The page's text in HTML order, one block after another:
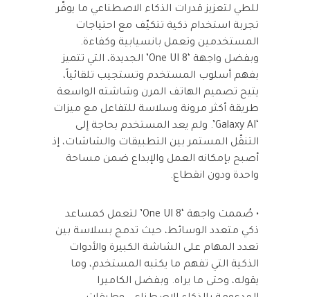
للطي لتعزيز قدرات الذكاء الاصطناعي ما يوفّر
تجربة استخدام ذكية تتكيّف مع احتياجات
المستخدمين وتعمل بانسيابية وكفاءة.
وبفضل واجهة ‘One UI 8’ الجديدة، التي تتميز
بفهم أسلوب المستخدم وتستجيب تلقائياً،
يتيح تصميم الهاتف المرن وشاشته الواسعة
طريقة أكثر مرونة وسلاسة للتفاعل مع ميزات
‘Galaxy AI’. ولم يعد المستخدم بحاجة إلى
التنقّل المستمر بين التطبيقات والشاشات، إذ
أصبح بإمكانه العمل والإبداع ضمن مساحة
واحدة ودون انقطاع.
• صُممت واجهة ‘One UI 8’ لتعمل كمساعد
ذكي متعدد الوسائط، حيث تدمج بسلاسة بين
تعدد المهام على الشاشة الكبيرة والأدوات
الذكية التي تفهم ما يكتبه المستخدم، وما
يقوله، وحتى ما يراه. وبفضل الكاميرا